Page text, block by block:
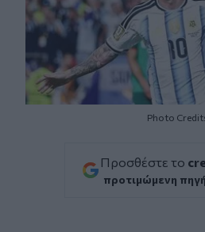
Photo
Προσθέστε το
προτιμώμενη